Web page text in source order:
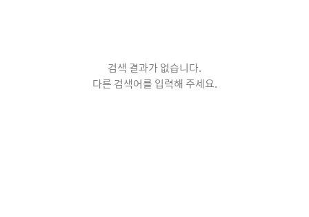
검색 결과가 없습니다.
다른 검색어를 입력해 주세요.